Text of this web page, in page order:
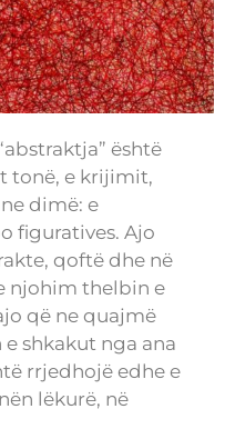
është
tonë, e krijimit,
dimë: e
figuratives. Ajo
qoftë dhe në
njohim thelbin e
që ne quajmë
e shkakut nga ana
rrjedhojë edhe e
lëkurë, në